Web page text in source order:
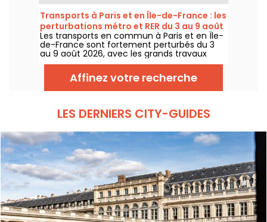
Transports à Paris et en Île-de-France : les
perturbations métro et RER du 3 au 9 août
2026
Les transports en commun à Paris et en Île-
de-France sont fortement perturbés du 3
au 9 août 2026, avec les grands travaux
d'été qui impactent très durement
certaines lignes, selon la RATP et SNCF.
Affinez votre recherche
LES DERNIERS CITY-GUIDES